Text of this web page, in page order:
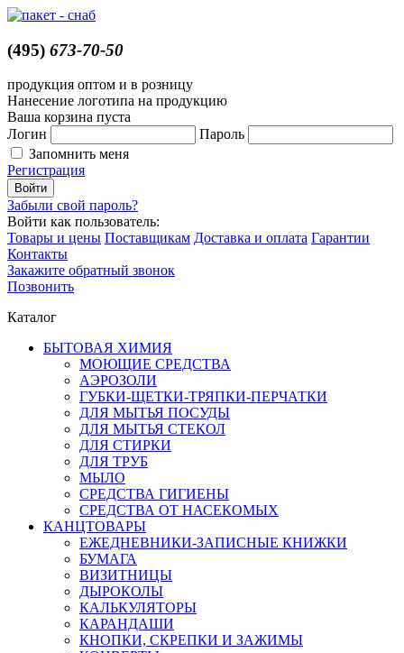
(495) 673-70-50
продукция оптом и в розницу
Нанесение логотипа на продукцию
Ваша корзина пуста
Логин
Пароль
Запомнить меня
Регистрация
Забыли свой пароль?
Войти как пользователь:
Товары и цены Поставщикам Доставка и оплата Гарантии
Контакты
Закажите обратный звонок
Позвонить
Каталог
БЫТОВАЯ ХИМИЯ
МОЮЩИЕ СРЕДСТВА
АЭРОЗОЛИ
ГУБКИ-ЩЕТКИ-ТРЯПКИ-ПЕРЧАТКИ
ДЛЯ МЫТЬЯ ПОСУДЫ
ДЛЯ МЫТЬЯ СТЕКОЛ
ДЛЯ СТИРКИ
ДЛЯ ТРУБ
МЫЛО
СРЕДСТВА ГИГИЕНЫ
СРЕДСТВА ОТ НАСЕКОМЫХ
КАНЦТОВАРЫ
ЕЖЕДНЕВНИКИ-ЗАПИСНЫЕ КНИЖКИ
БУМАГА
ВИЗИТНИЦЫ
ДЫРОКОЛЫ
КАЛЬКУЛЯТОРЫ
КАРАНДАШИ
КНОПКИ, СКРЕПКИ И ЗАЖИМЫ